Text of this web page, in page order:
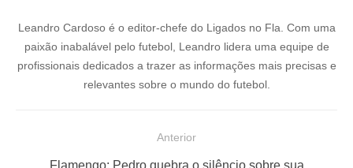
Leandro Cardoso é o editor-chefe do Ligados no Fla. Com uma
paixão inabalável pelo futebol, Leandro lidera uma equipe de
profissionais dedicados a trazer as informações mais precisas e
relevantes sobre o mundo do futebol.
Anterior
Flamengo: Pedro quebra o silêncio sobre sua